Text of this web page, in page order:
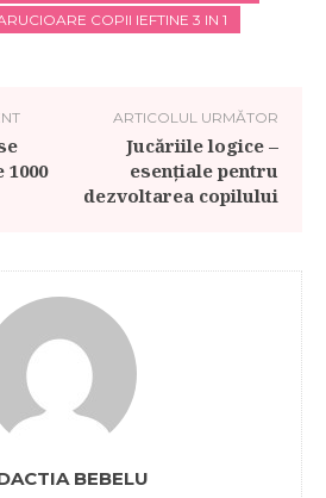
COPII IEFTINE 3 IN 1
ARTICOLUL URMĂTOR
Jucăriile logice –
esențiale pentru
dezvoltarea copilului
BEBELU